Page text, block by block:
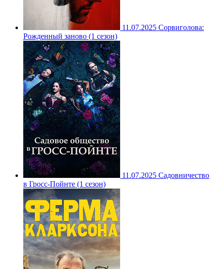
11.07.2025 Сорвиголова:
Рожденный заново (1 сезон)
11.07.2025 Садовничество
в Гросс-Пойнте (1 сезон)